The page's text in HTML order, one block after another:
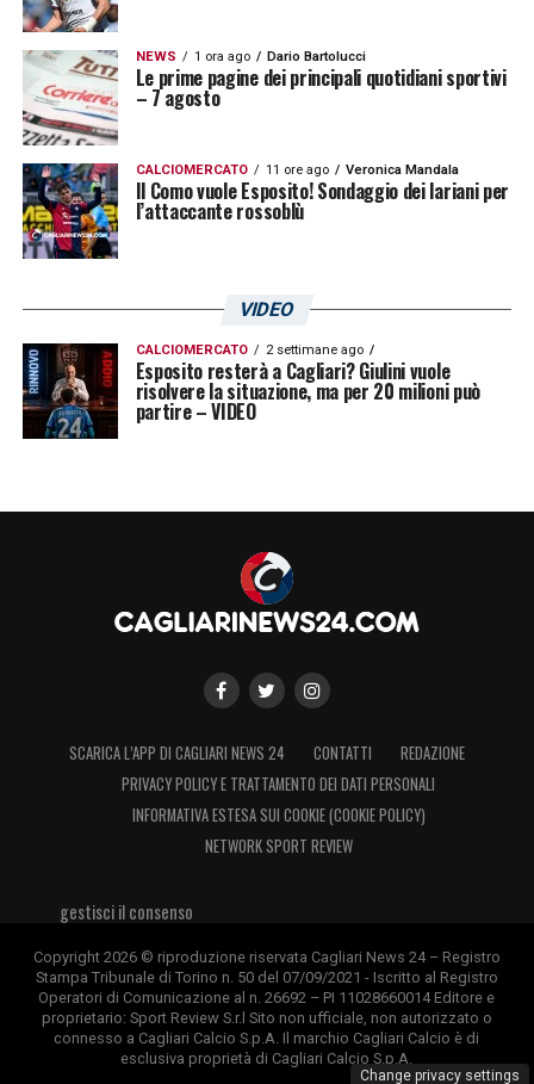
U
n post condiviso da gabrielezappa (@gabrielezappa27)
NEWS 1 ora ago Dario Bartolucci
Le prime pagine dei principali quotidiani sportivi
– 7 agosto
CALCIOMERCATO 11 ore ago Veronica Mandala
Il Como vuole Esposito! Sondaggio dei lariani per
l’attaccante rossoblù
VIDEO
CALCIOMERCATO 2 settimane ago
Esposito resterà a Cagliari? Giulini vuole
risolvere la situazione, ma per 20 milioni può
partire – VIDEO
SCARICA L’APP DI CAGLIARI NEWS 24 CONTATTI
REDAZIONE
PRIVACY POLICY E TRATTAMENTO DEI DATI PERSONALI
INFORMATIVA ESTESA SUI COOKIE (COOKIE POLICY)
NETWORK SPORT REVIEW
gestisci il consenso
Copyright 2026 © riproduzione riservata Cagliari News 24 – Registro
Stampa Tribunale di Torino n. 50 del 07/09/2021 - Iscritto al Registro
Operatori di Comunicazione al n. 26692 – PI 11028660014 Editore e
proprietario: Sport Review S.r.l Sito non ufficiale, non autorizzato o
connesso a Cagliari Calcio S.p.A. Il marchio Cagliari Calcio è di
esclusiva proprietà di Cagliari Calcio S.p.A.
Change privacy settings